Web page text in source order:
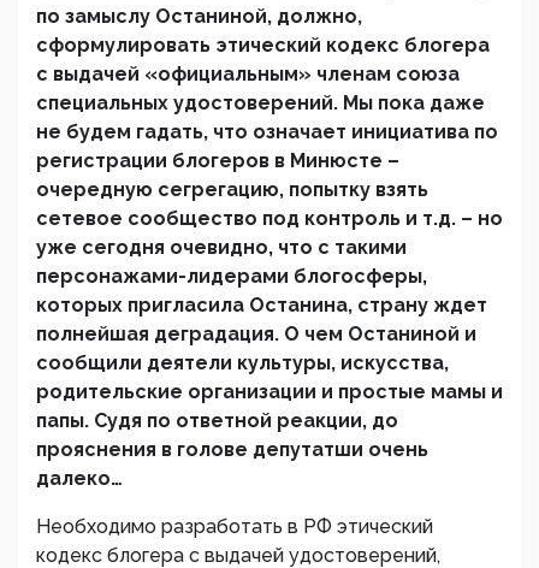
по замыслу Останиной, должно,
сформулировать этический кодекс блогера
с выдачей «официальным» членам союза
специальных удостоверений. Мы пока даже
не будем гадать, что означает инициатива по
регистрации блогеров в Минюсте –
очередную сегрегацию, попытку взять
сетевое сообщество под контроль и т.д. – но
уже сегодня очевидно, что с такими
персонажами-лидерами блогосферы,
которых пригласила Останина, страну ждет
полнейшая деградация. О чем Останиной и
сообщили деятели культуры, искусства,
родительские организации и простые мамы и
папы. Судя по ответной реакции, до
прояснения в голове депутатши очень
далеко…
Необходимо разработать в РФ этический
кодекс блогера с выдачей удостоверений,